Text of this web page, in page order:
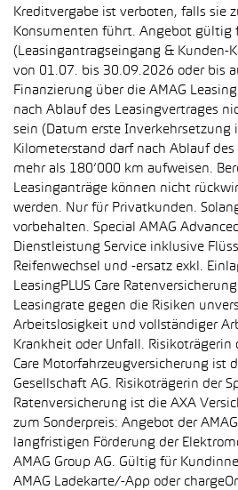
Kreditvergabe ist verboten, falls sie
Konsumenten führt. Angebot gültig
(Leasingantragseingang & Kunden-
von 01.07. bis 30.09.2026 oder bis
Finanzierung über die AMAG
nach Ablauf des Leasingvertrages
sein (Datum erste Inverkehrsetzung
Kilometerstand darf nach Ablauf
mehr als 180’000 km aufweisen.
Leasinganträge können nicht
werden. Nur für Privatkunden.
vorbehalten. Special AMAG
Dienstleistung Service inklusive
Reifenwechsel und -ersatz exkl.
LeasingPLUS Care
Leasingrate gegen die Risiken
Arbeitslosigkeit und vollständiger
Krankheit oder Unfall. Risikoträgerin
Care Motorfahrzeugversicherung ist
Gesellschaft AG. Risikoträgerin der
Ratenversicherung ist die AXA
zum Sonderpreis: Angebot der
langfristigen Förderung der
AMAG Group AG. Gültig für
AMAG Ladekarte/-App oder